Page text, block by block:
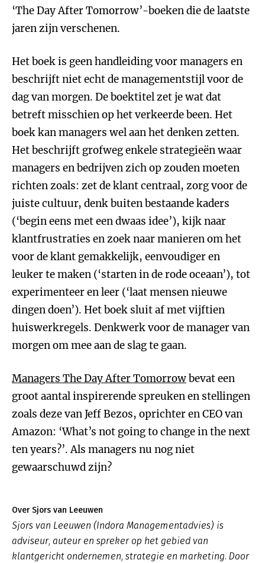
‘The Day After Tomorrow’-boeken die de laatste
jaren zijn verschenen.
Het boek is geen handleiding voor managers en
beschrijft niet echt de managementstijl voor de
dag van morgen. De boektitel zet je wat dat
betreft misschien op het verkeerde been. Het
boek kan managers wel aan het denken zetten.
Het beschrijft grofweg enkele strategieën waar
managers en bedrijven zich op zouden moeten
richten zoals: zet de klant centraal, zorg voor de
juiste cultuur, denk buiten bestaande kaders
(‘begin eens met een dwaas idee’), kijk naar
klantfrustraties en zoek naar manieren om het
voor de klant gemakkelijk, eenvoudiger en
leuker te maken (‘starten in de rode oceaan’), tot
experimenteer en leer (‘laat mensen nieuwe
dingen doen’). Het boek sluit af met vijftien
huiswerkregels. Denkwerk voor de manager van
morgen om mee aan de slag te gaan.
Managers The Day After Tomorrowbevat een
groot aantal inspirerende spreuken en stellingen
zoals deze van Jeff Bezos, oprichter en CEO van
Amazon: ‘What’s not going to change in the next
ten years?’. Als managers nu nog niet
gewaarschuwd zijn?
Over Sjors van Leeuwen
Sjors van Leeuwen (Indora Managementadvies) is
adviseur, auteur en spreker op het gebied van
klantgericht ondernemen, strategie en marketing. Door